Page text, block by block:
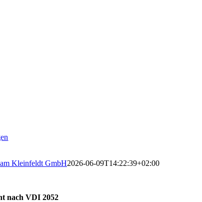
Kleinfeldt GmbH2026-06-09T14:22:39+02:00
nach VDI 2052